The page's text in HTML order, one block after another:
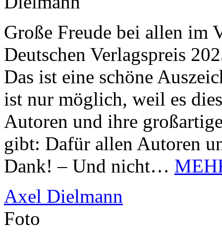
Große Freude bei allen im
Deutschen Verlagspreis
Das ist eine schöne
ist nur möglich, weil es
Autoren und ihre
gibt: Dafür allen Autoren
Dank! – Und nicht…
Axel Dielmann
Foto